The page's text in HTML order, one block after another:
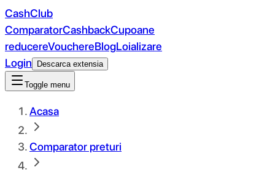
CashClub
ComparatorCashbackCupoane
reducereVouchereBlogLoializare
Login
Descarca extensia
Toggle menu
Acasa
Comparator preturi